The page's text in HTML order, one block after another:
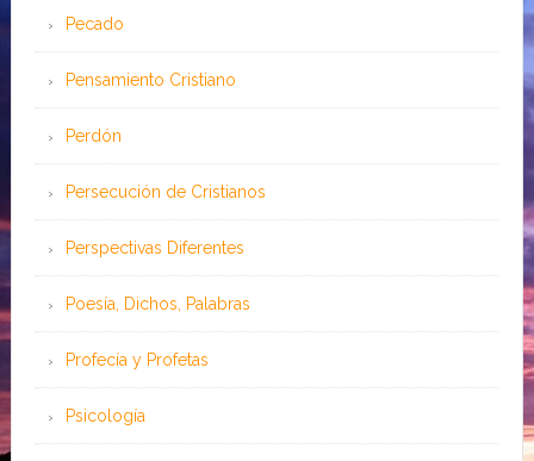
Pecado
Pensamiento Cristiano
Perdón
Persecución de Cristianos
Perspectivas Diferentes
Poesía, Dichos, Palabras
Profecía y Profetas
Psicología